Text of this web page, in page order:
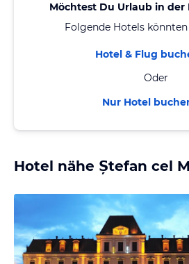
Möchtest Du Urlaub in der
Folgende Hotels
Hotel & Flug
Oder
Nur Hotel
Hotel nähe Ștefan cel